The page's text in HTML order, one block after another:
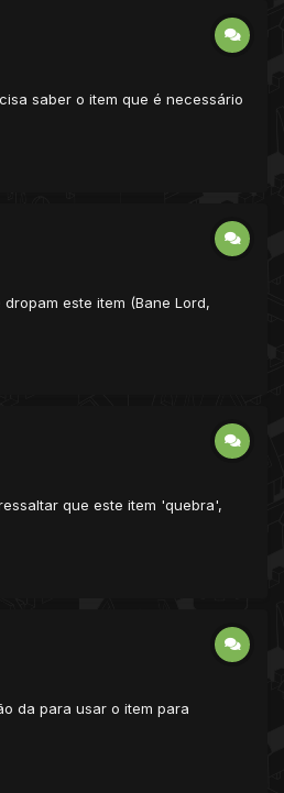
saber o item que é necessário
este item (Bane Lord,
que este item 'quebra',
da para usar o item para